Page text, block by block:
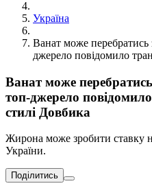
Україна
Ванат може
джерело повідомило
Ванат може
топ-джерело
стилі Довбика
Жирона може зробити ставку
України.
Поділитись